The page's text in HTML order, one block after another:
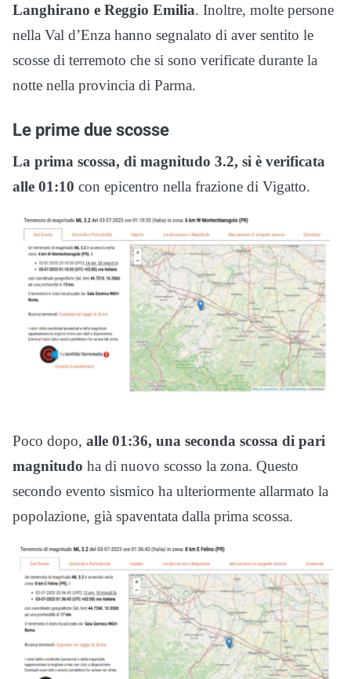
Langhirano e Reggio Emilia. Inoltre, molte persone
nella Val d’Enza hanno segnalato di aver sentito le
scosse di terremoto che si sono verificate durante la
notte nella provincia di Parma.
Le prime due scosse
La prima scossa, di magnitudo 3.2, si è verificata
alle 01:10 con epicentro nella frazione di Vigatto.
Poco dopo, alle 01:36, una seconda scossa di pari
magnitudo ha di nuovo scosso la zona. Questo
secondo evento sismico ha ulteriormente allarmato la
popolazione, già spaventata dalla prima scossa.